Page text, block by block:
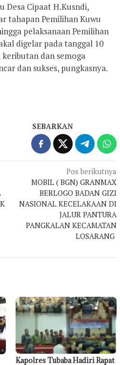
Desa Cipaat H.Kusndi,
tahapan Pemilihan Kuwu
pelaksanaan Pemilihan
digelar pada tanggal 10
keributan dan semoga
dan sukses, pungkasnya.
SEBARKAN
Pos berikutnya
MOBIL ( BGN) GRANMAX
BERLOGO BADAN GIZI
NASIONAL KECELAKAAN DI
JALUR PANTURA
PANGKALAN KECAMATAN
LOSARANG
Kapolres Tubaba Hadiri Rapat